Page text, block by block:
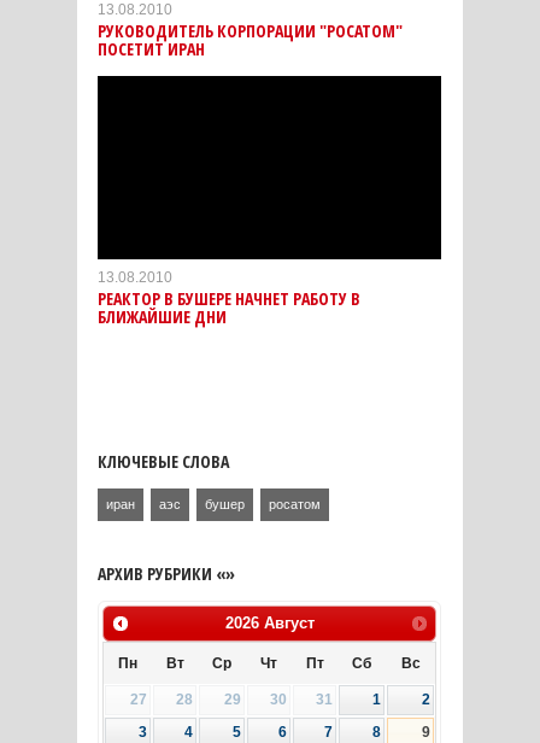
13.08.2010
РУКОВОДИТЕЛЬ КОРПОРАЦИИ "РОСАТОМ"
ПОСЕТИТ ИРАН
13.08.2010
РЕАКТОР В БУШЕРЕ НАЧНЕТ РАБОТУ В
БЛИЖАЙШИЕ ДНИ
КЛЮЧЕВЫЕ СЛОВА
иран аэс бушер росатом
АРХИВ РУБРИКИ «»
2026 Август
Пн Вт Ср Чт Пт Сб Вс
27 28 29 30 31 1
2
3
4 5 6 7 8
9